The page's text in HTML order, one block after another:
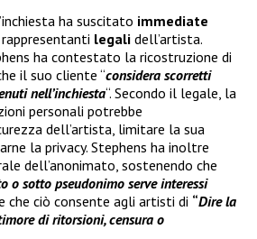
ha suscitato immediate
legali dell’artista.
ha contestato la ricostruzione di
il suo cliente “considera scorretti
nell’inchiesta“. Secondo il legale, la
personali potrebbe
dell’artista, limitare la sua
la privacy. Stephens ha inoltre
dell’anonimato, sostenendo che
o sotto pseudonimo serve interessi
che ciò consente agli artisti di “Dire la
di ritorsioni, censura o